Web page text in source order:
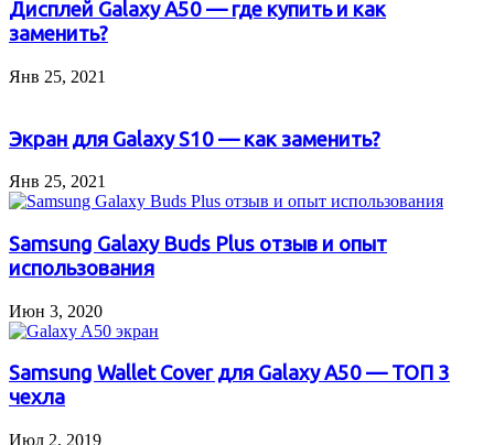
Дисплей Galaxy A50 — где купить и как
заменить?
Янв 25, 2021
Экран для Galaxy S10 — как заменить?
Янв 25, 2021
Samsung Galaxy Buds Plus отзыв и опыт
использования
Июн 3, 2020
Samsung Wallet Cover для Galaxy A50 — ТОП 3
чехла
Июл 2, 2019